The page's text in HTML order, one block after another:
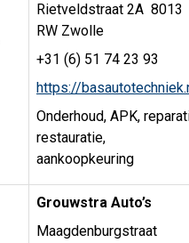
Rietveldstraat 2A 8013
RW Zwolle
+31 (6) 51 74 23 93
https://
Onderhoud, APK,
restauratie,
aankoopkeuring
Grouwstra Auto’s
Maagdenburgstraat